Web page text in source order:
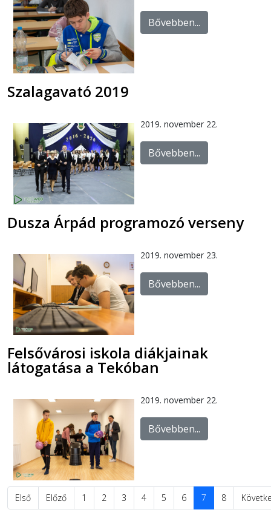
Bővebben...
Szalagavató 2019
2019. november 22.
Bővebben...
Dusza Árpád programozó verseny
2019. november 23.
Bővebben...
Felsővárosi iskola diákjainak
látogatása a Tekóban
2019. november 22.
Bővebben...
Első Előző 1 2 3 4 5 6 7 8